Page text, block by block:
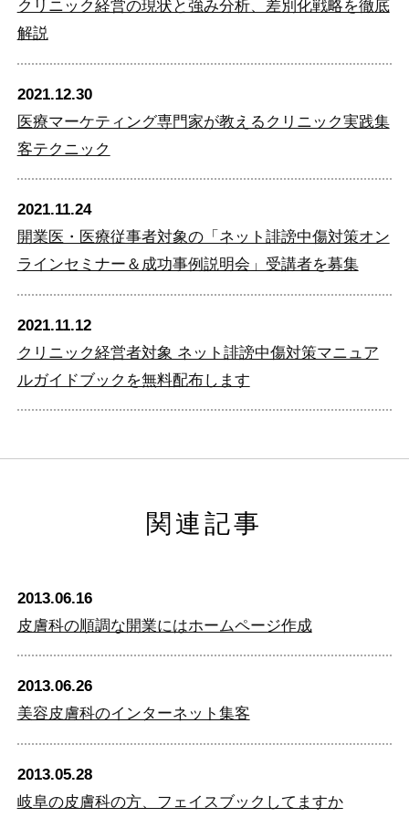
クリニック経営の現状と強み分析、差別化戦略を徹底
解説
2021.12.30
医療マーケティング専門家が教えるクリニック実践集
客テクニック
2021.11.24
開業医・医療従事者対象の「ネット誹謗中傷対策オン
ラインセミナー＆成功事例説明会」受講者を募集
2021.11.12
クリニック経営者対象 ネット誹謗中傷対策マニュア
ルガイドブックを無料配布します
関連記事
2013.06.16
皮膚科の順調な開業にはホームページ作成
2013.06.26
美容皮膚科のインターネット集客
2013.05.28
岐阜の皮膚科の方、フェイスブックしてますか